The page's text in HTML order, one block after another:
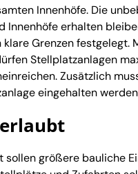
Innenhöfe. Die
erhalten
Grenzen
Stellplatzanlagen
Zusätzlich
eingehalten
größere bauliche